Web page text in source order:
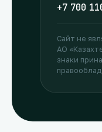
+7 700
Сайт не
АО
знаки